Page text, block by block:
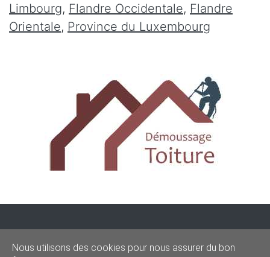
Limbourg, Flandre Occidentale, Flandre
Orientale, Province du Luxembourg
© 2020–2026demoussagetoit.be
Nous utilisons des cookies pour nous assurer du bon